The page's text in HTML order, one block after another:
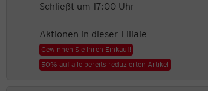
Schließt um 17:00 Uhr
Aktionen in dieser Filiale
Gewinnen Sie Ihren Einkauf!
50% auf alle bereits reduzierten Artikel